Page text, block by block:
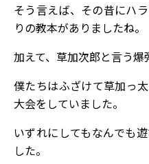
そう言えば、その昔にハ
りの教本がありましたね。
加えて、草加次郎と言う爆
僕たちはふざけて草加っ
大会をしていました。
いずれにしてもなんでも
した。